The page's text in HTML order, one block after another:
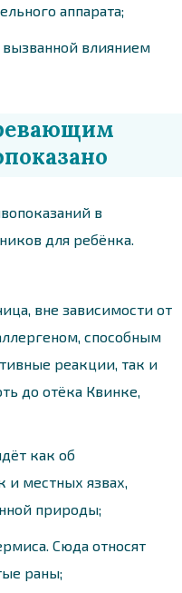
аппарата;
влиянием
в
для ребёнка.
вне зависимости от
способным
реакции, так и
до отёка Квинке,
как об
и местных язвах,
природы;
Сюда относят
раны;